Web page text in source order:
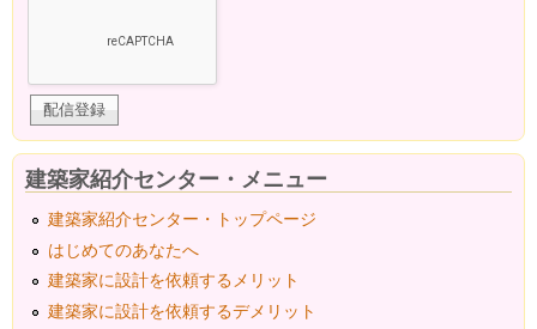
建築家紹介センター・メニュー
建築家紹介センター・トップページ
はじめてのあなたへ
建築家に設計を依頼するメリット
建築家に設計を依頼するデメリット